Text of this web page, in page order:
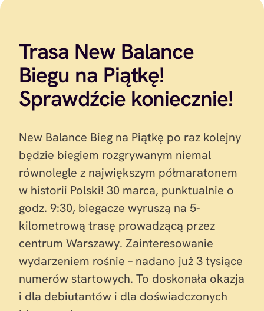
Trasa New Balance
Biegu na Piątkę!
Sprawdźcie koniecznie!
New Balance Bieg na Piątkę po raz kolejny
będzie biegiem rozgrywanym niemal
równolegle z największym półmaratonem
w historii Polski! 30 marca, punktualnie o
godz. 9:30, biegacze wyruszą na 5-
kilometrową trasę prowadzącą przez
centrum Warszawy. Zainteresowanie
wydarzeniem rośnie – nadano już 3 tysiące
numerów startowych. To doskonała okazja
i dla debiutantów i dla doświadczonych